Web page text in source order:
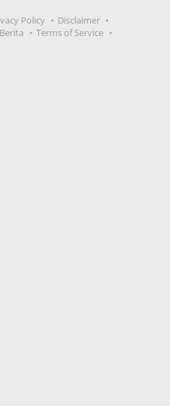
Policy
Disclaimer
Terms of Service